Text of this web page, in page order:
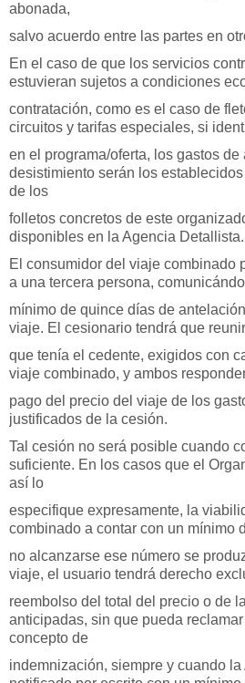
abonada,
salvo acuerdo entre las partes en
En el caso de que los servicios
estuvieran sujetos a condiciones
contratación, como es el caso de
circuitos y tarifas especiales, si
en el programa/oferta, los gastos
desistimiento serán los
de los
folletos concretos de este
disponibles en la Agencia Detallista.
El consumidor del viaje combinado
a una tercera persona,
mínimo de quince días de
viaje. El cesionario tendrá que
que tenía el cedente, exigidos con
viaje combinado, y ambos
pago del precio del viaje de los
justificados de la cesión.
Tal cesión no será posible cuando
suficiente. En los casos que el
así lo
especifique expresamente, la
combinado a contar con un mínimo
no alcanzarse ese número se
viaje, el usuario tendrá derecho
reembolso del total del precio o de
anticipadas, sin que pueda
concepto de
indemnización, siempre y cuando